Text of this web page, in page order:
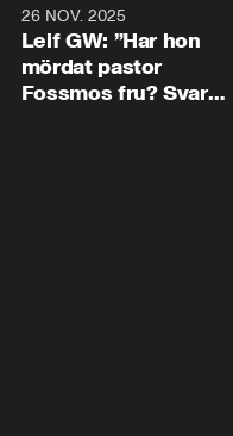
26 NOV. 2025
Leif GW: ”Har hon
mördat pastor
Fossmos fru? Svar